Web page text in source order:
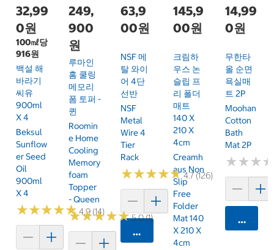
32,99
0원
100㎖당
916원
백설 해
바라기
씨유
900ml
X 4
Beksul
Sunflow
Er Seed
Oil
900ml
X 4
★★★★★
★★★★★ 4.9 (14)
249,
900
원
루마인
홈 쿨링
메모리
폼 토퍼 -
퀸
Roomin
E Home
Cooling
Memory
Foam
Topper
- Queen
★★★★★
★★★★★5.0 (1)
63,9
00원
NSF 메
탈 와이
어 4단
선반
NSF
Metal
Wire 4
Tier
Rack
★★★★★
★★★★★4.7 (126)
카트에 담기
145,9
00원
크림하
우스 논
슬립 프
리 폴더
매트
140 X
210 X
4cm
Creamh
Aus Non
Slip
Free
Folder
Mat 140
X 210 X
4cm
14,99
0원
무한타
올 순면
욕실매
트 2P
Moohan
Cotton
Bath
Mat 2P
★★★
★★★
카트에